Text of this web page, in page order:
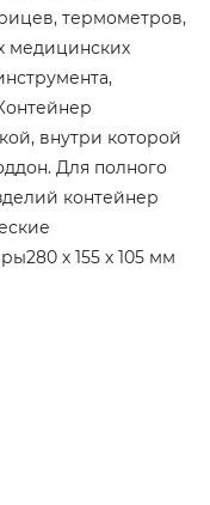
термометров,
медицинских
внутри которой
Для полного
контейнер
х 155 х 105 мм